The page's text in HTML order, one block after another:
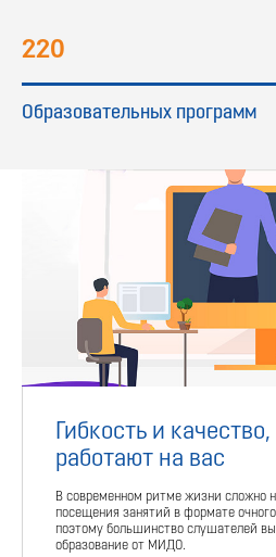
220
Образовательных программ
Гибкость и
работают на вас
В современном ритме жизни сложно
посещения занятий в формате
поэтому большинство слушателей
образование от МИДО.